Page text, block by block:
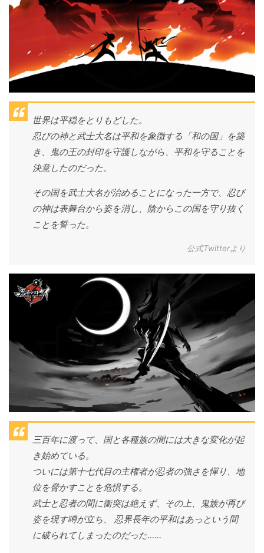
世界は平穏をとりもどした。
忍びの神と武士大名は平和を象徴する「和の国」を築
き、鬼の王の封印を守護しながら、平和を守ることを
決意したのだった。
その国を武士大名が治めることになった一方で、忍び
の神は表舞台から姿を消し、陰からこの国を守り抜く
ことを誓った。
公式Twitterより
三百年に渡って、国と各種族の間には大きな変化が起
き始めている。
ついには第十七代目の主権者が忍者の強さを憚り、地
位を脅かすことを危惧する。
武士と忍者の間に衝突は絶えず、その上、鬼族が再び
姿を現す噂が立ち、 忍界長年の平和はあっという間
に破られてしまったのだった……